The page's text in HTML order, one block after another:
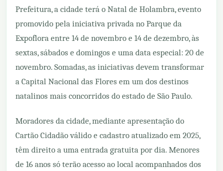
Prefeitura, a cidade terá o Natal de Holambra, evento
promovido pela iniciativa privada no Parque da
Expoflora entre 14 de novembro e 14 de dezembro, às
sextas, sábados e domingos e uma data especial: 20 de
novembro. Somadas, as iniciativas devem transformar
a Capital Nacional das Flores em um dos destinos
natalinos mais concorridos do estado de São Paulo.
Moradores da cidade, mediante apresentação do
Cartão Cidadão válido e cadastro atualizado em 2025,
têm direito a uma entrada gratuita por dia. Menores
de 16 anos só terão acesso ao local acompanhados dos